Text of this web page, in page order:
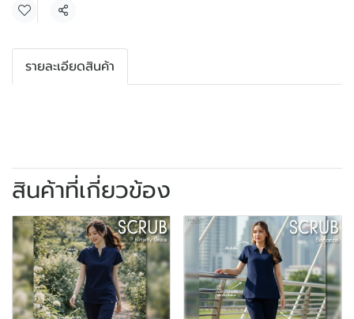
แชร์
รายละเอียดสินค้า
สินค้าที่เกี่ยวข้อง